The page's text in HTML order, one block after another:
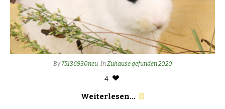
By75136930neu InZuhause gefunden 2020
4
Weiterlesen...